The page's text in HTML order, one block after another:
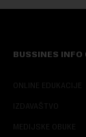
BUSSINES INFO
ONLINE EDUKACIJE
IZDAVAŠTVO
MEDIJSKE OBUKE